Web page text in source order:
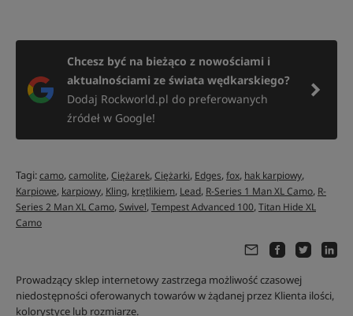
Chcesz być na bieżąco z nowościami i
aktualnościami ze świata wędkarskiego?
Dodaj Rockworld.pl do preferowanych
źródeł w Google!
Tagi:camo,camolite,Ciężarek,Ciężarki, Edges,fox, hak karpiowy,
Karpiowe, karpiowy, Kling, krętlikiem, Lead, R-Series 1 Man XL Camo, R-
Series 2 Man XL Camo,Swivel,Tempest Advanced 100,Titan Hide XL
Camo
Prowadzący sklep internetowy zastrzega możliwość czasowej
niedostępności oferowanych towarów w żądanej przez Klienta ilości,
kolorystyce lub rozmiarze.